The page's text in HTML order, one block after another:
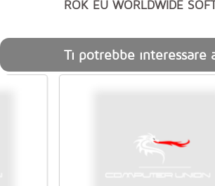
ROK EU WORLDWIDE
Ti potrebbe interessare